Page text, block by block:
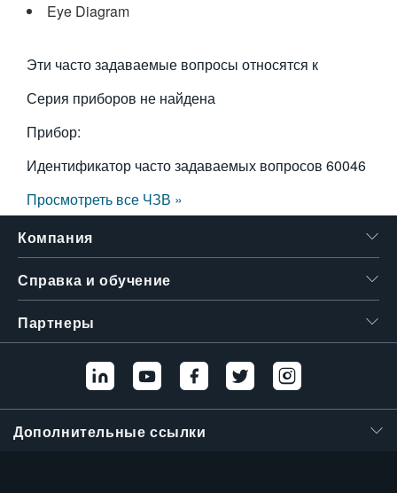
Eye Diagram
Эти часто задаваемые вопросы относятся к
Серия приборов не найдена
Прибор:
Идентификатор часто задаваемых вопросов 60046
Просмотреть все ЧЗВ »
Компания
Справка и обучение
Партнеры
Дополнительные ссылки